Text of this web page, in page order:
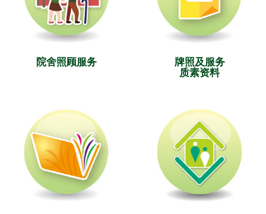
院舍照顾服务
牌照及服务
质素资料